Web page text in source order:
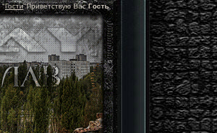
"Гости"Приветствую Вас Гость